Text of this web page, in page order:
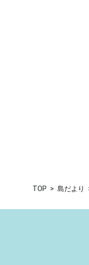
TOP 島だより